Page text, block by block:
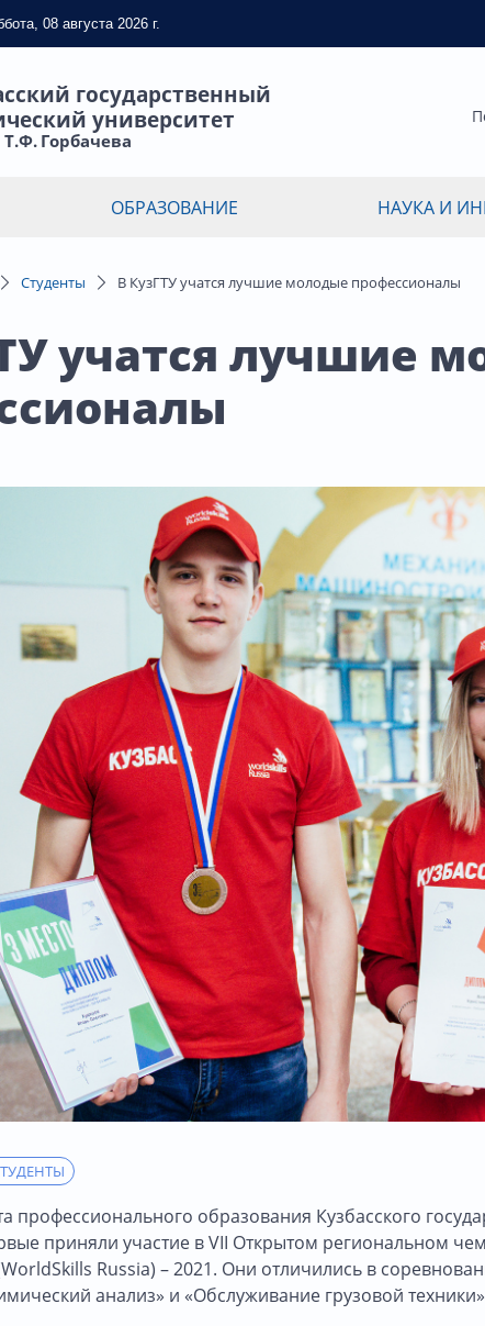
08 августа 2026 г.
государственный
университет
Горбачева
ОБРАЗОВАНИЕ НАУКА И
Студенты В КузГТУ учатся лучшие молодые профессионалы
учатся лучшие
профессионального образования Кузбасского
приняли участие в VII Открытом региональном
Russia) – 2021. Они отличились в
анализ» и «Обслуживание грузовой